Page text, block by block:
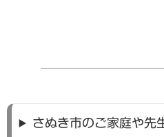
さぬき市のご家庭や先